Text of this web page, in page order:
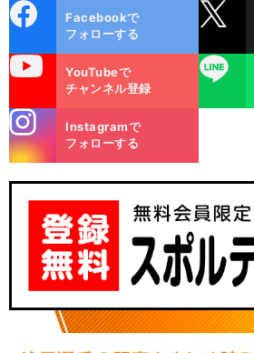
ok
Facebookで
フォローする
YouTubeで
チャンネル登録
LINE
m
Instagramで
フォローする